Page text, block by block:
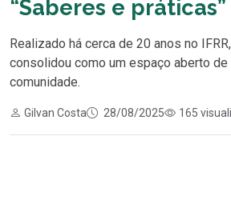
“Saberes e práticas”
Realizado há cerca de 20 anos no
consolidou como um espaço aberto de
comunidade.
Gilvan Costa 28/08/2025 165